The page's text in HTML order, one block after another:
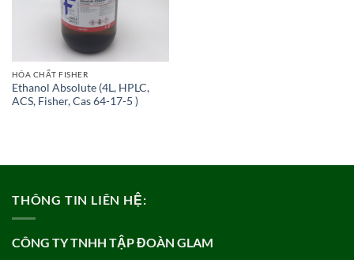
HÓA CHẤT FISHER
Ethanol Absolute (4L, HPLC,
ACS, Fisher, Cas 64-17-5 )
THÔNG TIN LIÊN HỆ:
CÔNG TY TNHH TẬP ĐOÀN GLAM